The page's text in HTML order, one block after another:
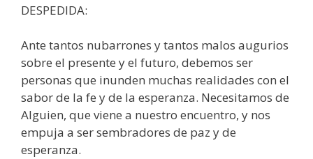
DESPEDIDA:
Ante tantos nubarrones y tantos malos augurios
sobre el presente y el futuro, debemos ser
personas que inunden muchas realidades con el
sabor de la fe y de la esperanza. Necesitamos de
Alguien, que viene a nuestro encuentro, y nos
empuja a ser sembradores de paz y de
esperanza.